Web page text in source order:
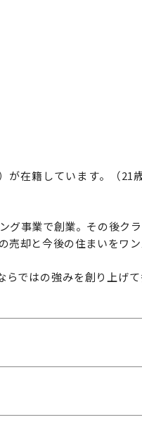
が在籍しています。（21
事業で創業。その後ク
売却と今後の住まいをワ
らではの強みを創り上げ